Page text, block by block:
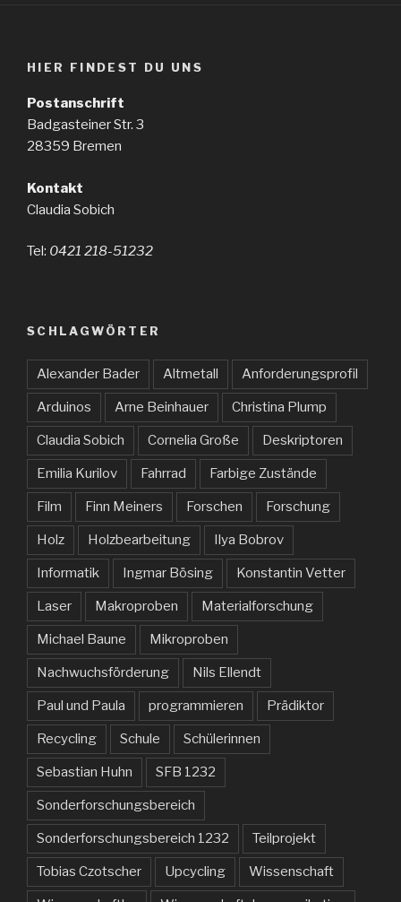
HIER FINDEST DU UNS
Postanschrift
Badgasteiner Str. 3
28359 Bremen
Kontakt
Claudia Sobich
Tel: 0421 218-51232
SCHLAGWÖRTER
Alexander Bader Altmetall Anforderungsprofil
Arduinos Arne Beinhauer Christina Plump
Claudia Sobich Cornelia Große Deskriptoren
Emilia Kurilov Fahrrad Farbige Zustände
Film Finn Meiners Forschen Forschung
Holz Holzbearbeitung Ilya Bobrov
Informatik Ingmar Bösing Konstantin Vetter
Laser Makroproben Materialforschung
Michael Baune Mikroproben
Nachwuchsförderung Nils Ellendt
Paul und Paula programmieren Prädiktor
Recycling Schule Schülerinnen
Sebastian Huhn SFB 1232
Sonderforschungsbereich
Sonderforschungsbereich 1232 Teilprojekt
Tobias Czotscher Upcycling Wissenschaft